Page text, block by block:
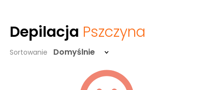
Depilacja Pszczyna
Sortowanie Domyślnie